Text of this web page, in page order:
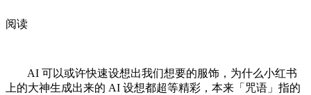
阅读
AI 可以或许快速设想出我们想要的服饰，为什么小红书
上的大神生成出来的 AI 设想都超等精彩，本来「咒语」指的